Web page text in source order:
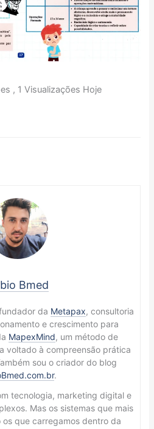
, 1 Visualizações Hoje
Bmed
da Metapax, consultoria
e crescimento para
MapexMind, um método de
voltado à compreensão prática
sou o criador do blog
.
tecnologia, marketing digital e
Mas os sistemas que mais
os que carregamos dentro da